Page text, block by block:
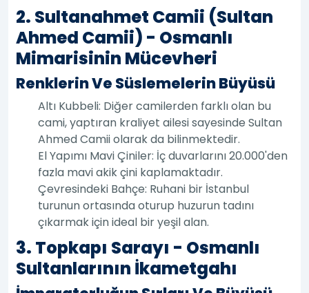
2. Sultanahmet Camii (Sultan
Ahmed Camii) - Osmanlı
Mimarisinin Mücevheri
Renklerin Ve Süslemelerin Büyüsü
Altı Kubbeli: Diğer camilerden farklı olan bu
cami, yaptıran kraliyet ailesi sayesinde Sultan
Ahmed Camii olarak da bilinmektedir.
El Yapımı Mavi Çiniler: İç duvarlarını 20.000'den
fazla mavi akik çini kaplamaktadır.
Çevresindeki Bahçe: Ruhani bir İstanbul
turunun ortasında oturup huzurun tadını
çıkarmak için ideal bir yeşil alan.
3. Topkapı Sarayı - Osmanlı
Sultanlarının İkametgahı